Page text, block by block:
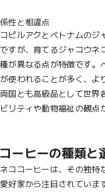
性と相違点
ピルアクとベトナムのジ
すが、育てるジャコウネ
が異なる点が特徴です。
使われることが多く、よ
国とも高級品として世界
リティや動物福祉の観点
ーヒーの種類と
ココーヒーは、その独特
好家から注目されていま